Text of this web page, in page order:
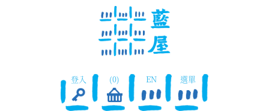
登入 (0) EN 選單